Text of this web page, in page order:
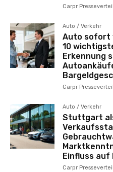
Carpr
Auto / Verkehr
Auto sofort
10
Erkennung
Carpr
Auto / Verkehr
Stuttgart
Einfluss
Carpr